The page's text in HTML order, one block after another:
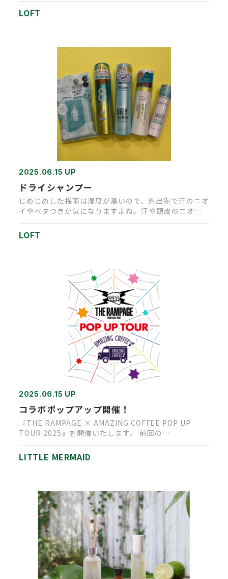
LOFT
2025.06.15 UP
ドライシャンプー
じめじめした梅雨は湿度が高いので、外出先で汗のニオ
イやベタつきが気になりますよね。汗や頭皮のニオイ
が気になる時や、髪が湿…
LOFT
2025.06.15 UP
コラボポップアップ開催！
『THE RAMPAGE × AMAZING COFFEE POP UP
TOUR 2025』を開催いたします。 前回の…
LITTLE MERMAID